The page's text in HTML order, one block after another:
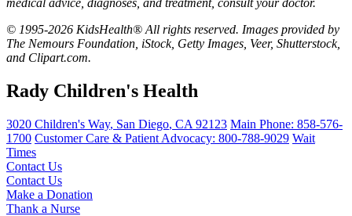
medical advice, diagnoses, and treatment, consult your doctor.
© 1995-2026 KidsHealth® All rights reserved. Images provided by
The Nemours Foundation, iStock, Getty Images, Veer, Shutterstock,
and Clipart.com.
Rady Children's Health
3020 Children's Way, San Diego, CA 92123 Main Phone: 858-576-
1700 Customer Care & Patient Advocacy: 800-788-9029 Wait
Times
Contact Us
Contact Us
Make a Donation
Thank a Nurse